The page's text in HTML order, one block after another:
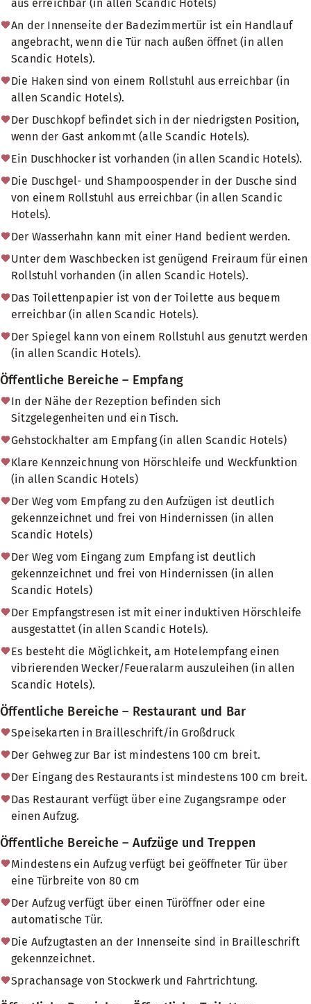
aus erreichbar (in allen Scandic Hotels)
An der Innenseite der Badezimmertür ist ein Handlauf
angebracht, wenn die Tür nach außen öffnet (in allen
Scandic Hotels).
Die Haken sind von einem Rollstuhl aus erreichbar (in
allen Scandic Hotels).
Der Duschkopf befindet sich in der niedrigsten Position,
wenn der Gast ankommt (alle Scandic Hotels).
Ein Duschhocker ist vorhanden (in allen Scandic Hotels).
Die Duschgel- und Shampoospender in der Dusche sind
von einem Rollstuhl aus erreichbar (in allen Scandic
Hotels).
Der Wasserhahn kann mit einer Hand bedient werden.
Unter dem Waschbecken ist genügend Freiraum für einen
Rollstuhl vorhanden (in allen Scandic Hotels).
Das Toilettenpapier ist von der Toilette aus bequem
erreichbar (in allen Scandic Hotels).
Der Spiegel kann von einem Rollstuhl aus genutzt werden
(in allen Scandic Hotels).
Öffentliche Bereiche – Empfang
In der Nähe der Rezeption befinden sich
Sitzgelegenheiten und ein Tisch.
Gehstockhalter am Empfang (in allen Scandic Hotels)
Klare Kennzeichnung von Hörschleife und Weckfunktion
(in allen Scandic Hotels)
Der Weg vom Empfang zu den Aufzügen ist deutlich
gekennzeichnet und frei von Hindernissen (in allen
Scandic Hotels)
Der Weg vom Eingang zum Empfang ist deutlich
gekennzeichnet und frei von Hindernissen (in allen
Scandic Hotels)
Der Empfangstresen ist mit einer induktiven Hörschleife
ausgestattet (in allen Scandic Hotels).
Es besteht die Möglichkeit, am Hotelempfang einen
vibrierenden Wecker/Feueralarm auszuleihen (in allen
Scandic Hotels).
Öffentliche Bereiche – Restaurant und Bar
Speisekarten in Brailleschrift/in Großdruck
Der Gehweg zur Bar ist mindestens 100 cm breit.
Der Eingang des Restaurants ist mindestens 100 cm breit.
Das Restaurant verfügt über eine Zugangsrampe oder
einen Aufzug.
Öffentliche Bereiche – Aufzüge und Treppen
Mindestens ein Aufzug verfügt bei geöffneter Tür über
eine Türbreite von 80 cm
Der Aufzug verfügt über einen Türöffner oder eine
automatische Tür.
Die Aufzugtasten an der Innenseite sind in Brailleschrift
gekennzeichnet.
Sprachansage von Stockwerk und Fahrtrichtung.